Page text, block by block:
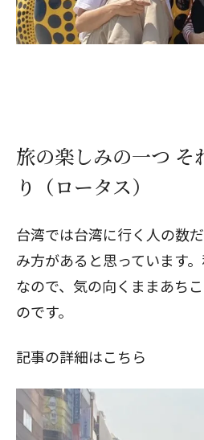
旅の楽しみの一つ そ
り（ロータス）
台湾では台湾に行く人の数
み方があると思っています
なので、気の向くままあち
のです。
記事の詳細はこちら